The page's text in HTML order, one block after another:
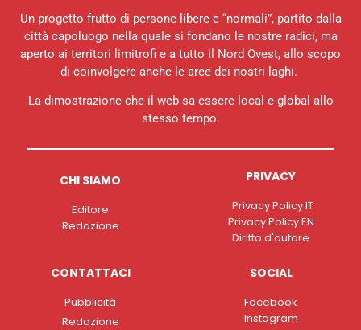
Un progetto frutto di persone libere e “normali”, partito dalla
città capoluogo nella quale si fondano le nostre radici, ma
aperto ai territori limitrofi e a tutto il Nord Ovest, allo scopo
di coinvolgere anche le aree dei nostri laghi.
La dimostrazione che il web sa essere local e global allo
stesso tempo.
CHI SIAMO
Editore
Redazione
PRIVACY
Privacy Policy IT
Privacy Policy EN
Diritto d'autore
CONTATTACI
Pubblicità
Redazione
SOCIAL
Facebook
Instagram